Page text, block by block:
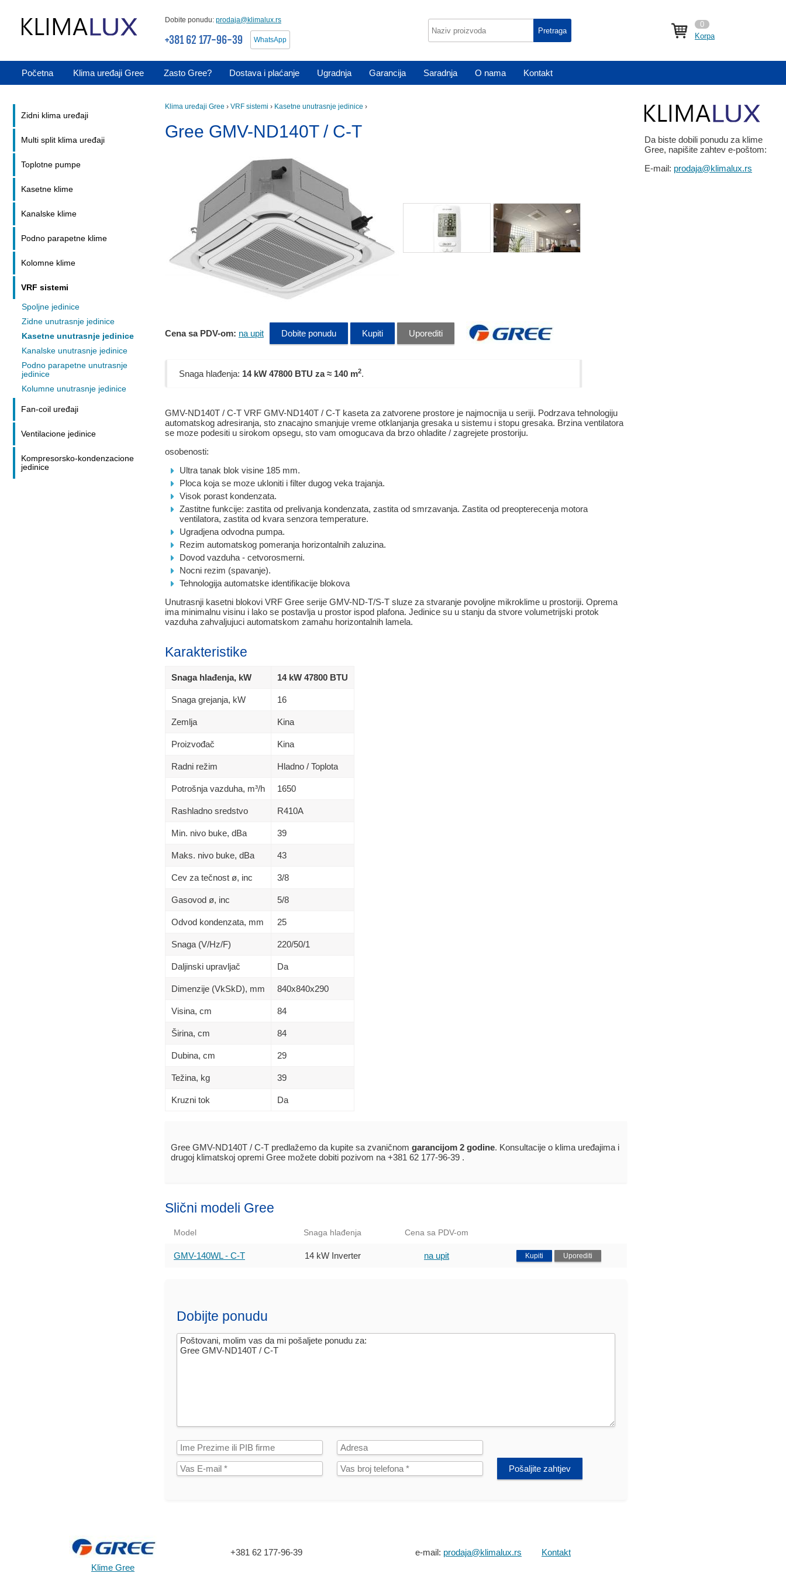
Dobite ponudu: prodaja@klimalux.rs
+381 62 177-96-39 WhatsApp
Pretraga
0
Korpa
Početna Klima uređaji Gree Zasto Gree? Dostava i plaćanje Ugradnja Garancija Saradnja O nama Kontakt
Klima uređaji Gree › VRF sistemi › Kasetne unutrasnje jedinice ›
Gree GMV-ND140T / C-T
Cena sa PDV-om: na upit Dobite ponudu Kupiti Uporediti
Snaga hlađenja: 14 kW 47800 BTU za ≈ 140 m2.
GMV-ND140T / C-T VRF GMV-ND140T / C-T kaseta za zatvorene prostore je najmocnija u seriji. Podrzava tehnologiju
automatskog adresiranja, sto znacajno smanjuje vreme otklanjanja gresaka u sistemu i stopu gresaka. Brzina ventilatora
se moze podesiti u sirokom opsegu, sto vam omogucava da brzo ohladite / zagrejete prostoriju.
osobenosti:
Ultra tanak blok visine 185 mm.
Ploca koja se moze ukloniti i filter dugog veka trajanja.
Visok porast kondenzata.
Zastitne funkcije: zastita od prelivanja kondenzata, zastita od smrzavanja. Zastita od preopterecenja motora
ventilatora, zastita od kvara senzora temperature.
Ugradjena odvodna pumpa.
Rezim automatskog pomeranja horizontalnih zaluzina.
Dovod vazduha - cetvorosmerni.
Nocni rezim (spavanje).
Tehnologija automatske identifikacije blokova
Unutrasnji kasetni blokovi VRF Gree serije GMV-ND-T/S-T sluze za stvaranje povoljne mikroklime u prostoriji. Oprema
ima minimalnu visinu i lako se postavlja u prostor ispod plafona. Jedinice su u stanju da stvore volumetrijski protok
vazduha zahvaljujuci automatskom zamahu horizontalnih lamela.
Karakteristike
Snaga hlađenja, kW 14 kW 47800 BTU
Snaga grejanja, kW 16
Zemlja Kina
Proizvođač Kina
Radni režim Hladno / Toplota
Potrošnja vazduha, m³/h 1650
Rashladno sredstvo R410A
Min. nivo buke, dBa 39
Maks. nivo buke, dBa 43
Cev za tečnost ø, inc 3/8
Gasovod ø, inc 5/8
Odvod kondenzata, mm 25
Snaga (V/Hz/F) 220/50/1
Daljinski upravljač Da
Dimenzije (VkSkD), mm 840х840х290
Visina, сm 84
Širina, сm 84
Dubina, сm 29
Težina, kg 39
Kruzni tok Da
Gree GMV-ND140T / C-T predlažemo da kupite sa zvaničnom garancijom 2 godine. Konsultacije o klima uređajima i
drugoj klimatskoj opremi Gree možete dobiti pozivom na +381 62 177-96-39 .
Slični modeli Gree
Model Snaga hlađenja Cena sa PDV-om
GMV-140WL - C-T 14 kW Inverter na upit Kupiti Uporediti
Dobijte ponudu
Pošaljite zahtjev
Klime Gree
+381 62 177-96-39 e-mail: prodaja@klimalux.rs Kontakt
Zidni klima uređaji
Multi split klima uređaji
Toplotne pumpe
Kasetne klime
Kanalske klime
Podno parapetne klime
Kolomne klime
VRF sistemi
Spoljne jedinice
Zidne unutrasnje jedinice
Kasetne unutrasnje jedinice
Kanalske unutrasnje jedinice
Podno parapetne unutrasnje
jedinice
Kolumne unutrasnje jedinice
Fan-coil uređaji
Ventilacione jedinice
Kompresorsko-kondenzacione
jedinice
Da biste dobili ponudu za klime
Gree, napišite zahtev e-poštom:
E-mail: prodaja@klimalux.rs